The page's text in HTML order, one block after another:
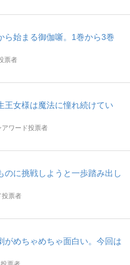
ら始まる御伽噺。1巻から3巻
票者
王女様は魔法に憧れ続けてい
ワード投票者
のに挑戦しようと一歩踏み出し
票者
がめちゃめちゃ面白い。今回は